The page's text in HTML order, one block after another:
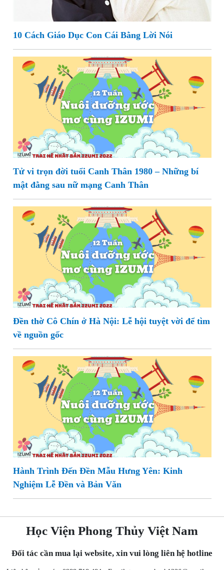
10 Cách Giáo Dục Con Cái Bằng Lời Nói
Tử vi trọn đời tuổi Canh Thân 1980 – Những bí
mật đằng sau nữ mạng Canh Thân
Đền thờ Cô Chín ở Hà Nội: Lễ hội tuyệt vời để tìm
về nguồn gốc
Hành Trình Đến Đền Mẫu Hưng Yên: Kinh
Nghiệm Lễ Đền và Bản Văn
Học Viện Phong Thủy Việt Nam
Đối tác cần mua lại website, xin vui lòng liên hệ hotline